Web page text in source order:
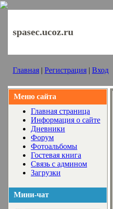
spasec.ucoz.ru
Главная | Регистрация | Вход
Меню сайта
Главная страница
Информация о сайте
Дневники
Форум
Фотоальбомы
Гостевая книга
Связь с админом
Загрузки
Мини-чат